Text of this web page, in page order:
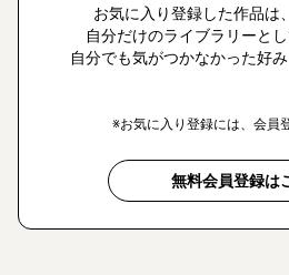
お気に入り登録した作品は
自分だけのライブラリーとし
自分でも気がつかなかった好
※お気に入り登録には、会員
無料会員登録は